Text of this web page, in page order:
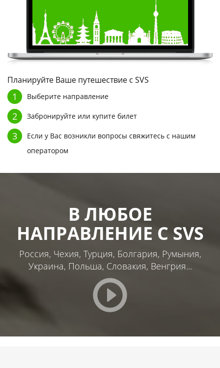
Планируйте Ваше путешествие с SVS
1 Выберите направление
2 Забронируйте или купите билет
3
Если у Вас возникли вопросы свяжитесь с нашим
оператором
В ЛЮБОЕ
НАПРАВЛЕНИЕ С SVS
Россия, Чехия, Турция, Болгария, Румыния,
Украина, Польша, Словакия, Венгрия...